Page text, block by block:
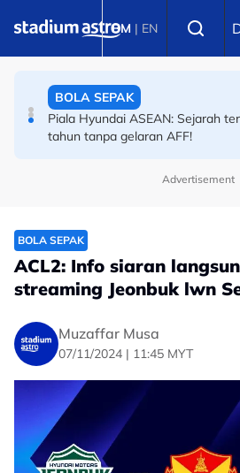
BM | EN
BOLA SEPAK
BOLA SEPAK
Keraian bawa padah! Lompat
Advertisement
BOLA SEPAK
ACL2: Info siaran
streaming Jeonbuk lwn
Muzaffar Musa
07/11/2024 | 11:45 MYT